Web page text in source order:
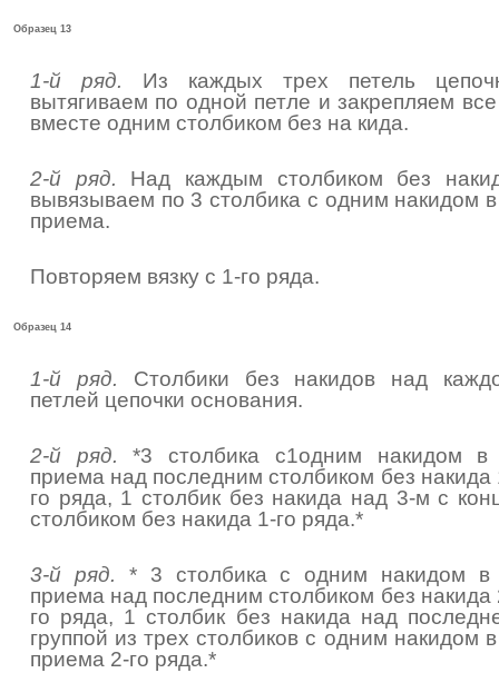
Образец 13
1-й ряд. Из каждых трех петель
вытягиваем по одной петле и закрепляем
вместе одним столбиком без на кида.
2-й ряд. Над каждым столбиком без
вывязываем по 3 столбика с одним накидом
приема.
Повторяем вязку с 1-го ряда.
Образец 14
1-й ряд. Столбики без накидов над
петлей цепочки основания.
2-й ряд. *3 столбика с1одним накидом
приема над последним столбиком без накида
го ряда, 1 столбик без накида над 3-м с
столбиком без накида 1-го ряда.*
3-й ряд. * 3 столбика с одним накидом
приема над последним столбиком без накида
го ряда, 1 столбик без накида над
группой из трех столбиков с одним накидом
приема 2-го ряда.*